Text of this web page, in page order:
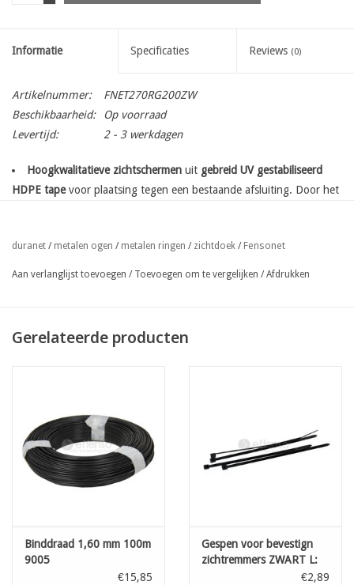
Informatie Specificaties Reviews (0)
Artikelnummer:
FNET270RG200ZW
Beschikbaarheid:
Op voorraad
Levertijd:
2 - 3 werkdagen
Hoogkwalitatieve zichtschermen uit gebreid UV gestabiliseerd
HDPE tapevoor plaatsing tegen een bestaande afsluiting. Door het
met dubbele zoom envoorzien van met metalen ogen Ø 12 mm
om de 33 cm op de lange zijde boven en onderaan, en aan begin
vlechtkoord of snuggers. Bij windgevoelige plaatsing wordt
ook beschikbaar afgesneden op gewenste lengte met warmtemes
kleur: zwart
Densiteit : 270 gr /m²
Rollengte: 25 m
duranet / metalen ogen / metalen ringen / zichtdoek / Fensonet
Aan verlanglijst toevoegen / Toevoegen om te vergelijken /Afdrukken
Gerelateerde producten
Binddraad 1,60 mm 100m
9005
€15,85
Gespen voor bevestign
zichtremmers ZWART L:
€2,89